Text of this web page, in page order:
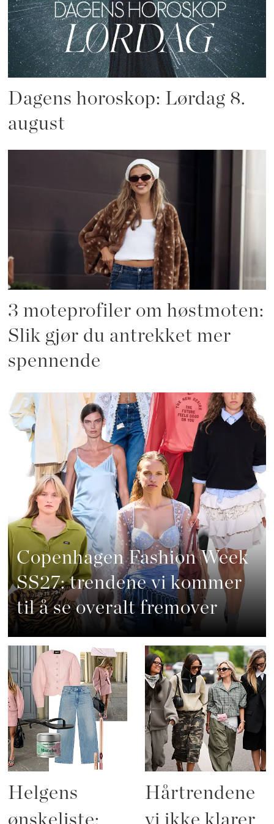
Dagens horoskop: Lørdag 8.
august
3 moteprofiler om høstmoten:
Slik gjør du antrekket mer
spennende
Copenhagen Fashion Week
SS27: trendene vi kommer
til å se overalt fremover
Helgens
ønskeliste:
Hårtrendene
vi ikke klarer